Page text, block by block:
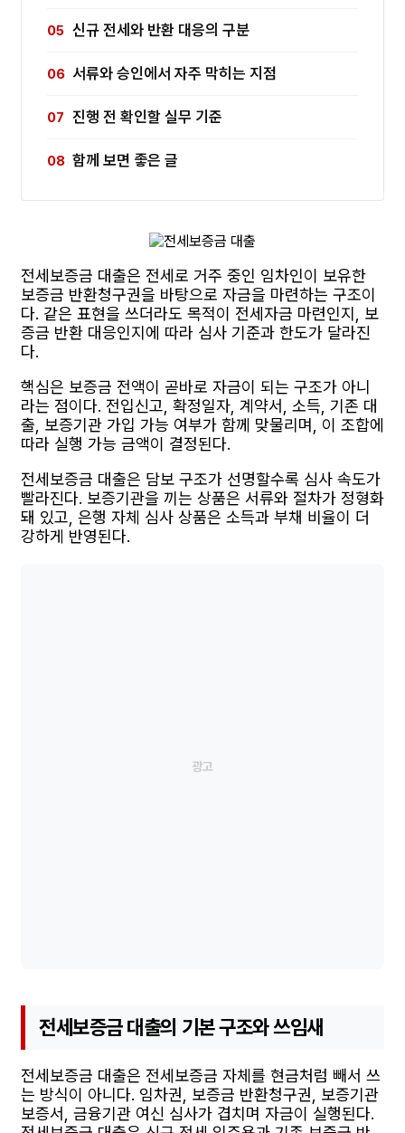
신규 전세와 반환 대응의 구분
서류와 승인에서 자주 막히는 지점
진행 전 확인할 실무 기준
함께 보면 좋은 글
전세보증금 대출은 전세로 거주 중인 임차인이 보유한
보증금 반환청구권을 바탕으로 자금을 마련하는 구조이
다. 같은 표현을 쓰더라도 목적이 전세자금 마련인지, 보
증금 반환 대응인지에 따라 심사 기준과 한도가 달라진
다.
핵심은 보증금 전액이 곧바로 자금이 되는 구조가 아니
라는 점이다. 전입신고, 확정일자, 계약서, 소득, 기존 대
출, 보증기관 가입 가능 여부가 함께 맞물리며, 이 조합에
따라 실행 가능 금액이 결정된다.
전세보증금 대출은 담보 구조가 선명할수록 심사 속도가
빨라진다. 보증기관을 끼는 상품은 서류와 절차가 정형화
돼 있고, 은행 자체 심사 상품은 소득과 부채 비율이 더
강하게 반영된다.
전세보증금 대출의 기본 구조와 쓰임새
전세보증금 대출은 전세보증금 자체를 현금처럼 빼서 쓰
는 방식이 아니다. 임차권, 보증금 반환청구권, 보증기관
보증서, 금융기관 여신 심사가 겹치며 자금이 실행된다.